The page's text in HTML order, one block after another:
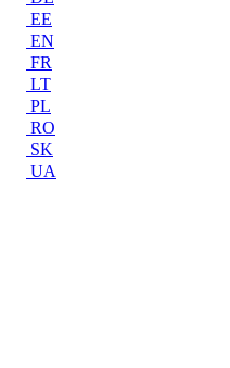
EE
EN
FR
LT
PL
RO
SK
UA